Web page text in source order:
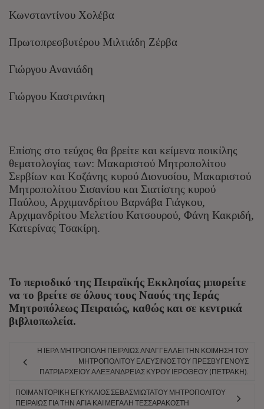
Κωνσταντίνου Χολέβα
Πρωτοπρεσβυτέρου Μιλτιάδη Ζέρβα
Γιώργου Ανανιάδη
Γιώργου Καστρινάκη
Επίσης στο τεύχος θα βρείτε και κείμενα ποικίλης
θεματολογίας των: Μακαριστού Μητροπολίτου
Σερβίων και Κοζάνης κυρού Διονυσίου, Μακαριστού
Μητροπολίτου Σισανίου και Σιατίστης κυρού
Παύλου, Αρχιμανδρίτου Βαρνάβα Γιάγκου,
Αρχιμανδρίτου Μελετίου Κατσουρού, Φάνη Κακριδή,
Κατερίνας Τσακίρη.
Το περιοδικό της Πειραϊκής Εκκλησίας μπορείτε
να το βρείτε σε όλους τους Ναούς της Ιεράς
Μητροπόλεως Πειραιώς, καθώς και σε κεντρικά
βιβλιοπωλεία.
Η ΙΕΡΆ ΜΗΤΡΌΠΟΛΗ ΠΕΙΡΑΙΏΣ ΑΝΑΓΓΈΛΛΕΙ ΤΗΝ ΚΟΊΜΗΣΗ ΤΟΥ
ΜΗΤΡΟΠΟΛΊΤΟΥ ΕΛΕΥΣΊΝΟΣ ΤΟΥ ΠΡΕΣΒΥΓΕΝΟΎΣ
ΠΑΤΡΙΑΡΧΕΊΟΥ ΑΛΕΞΑΝΔΡΕΊΑΣ ΚΥΡΟΎ ΙΕΡΟΘΈΟΥ (ΠΕΤΡΆΚΗ).
ΠΟΙΜΑΝΤΟΡΙΚΉ ΕΓΚΎΚΛΙΟΣ ΣΕΒΑΣΜΙΩΤΆΤΟΥ ΜΗΤΡΟΠΟΛΊΤΟΥ
ΠΕΙΡΑΙΏΣ ΓΙΑ ΤΗΝ ΑΓΊΑ ΚΑΙ ΜΕΓΆΛΗ ΤΕΣΣΑΡΑΚΟΣΤΉ